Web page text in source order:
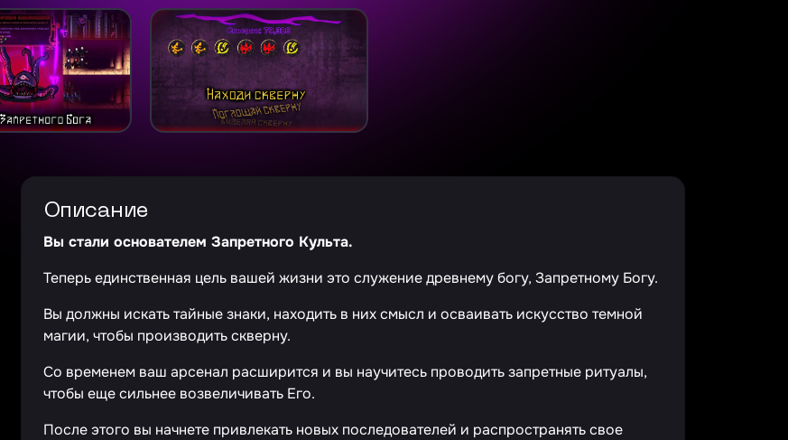
Описание
Вы стали основателем Запретного Культа.
Теперь единственная цель вашей жизни это служение древнему богу, Запретному Богу.
Вы должны искать тайные знаки, находить в них смысл и осваивать искусство темной
магии, чтобы производить скверну.
Со временем ваш арсенал расширится и вы научитесь проводить запретные ритуалы,
чтобы еще сильнее возвеличивать Его.
После этого вы начнете привлекать новых последователей и распространять свое